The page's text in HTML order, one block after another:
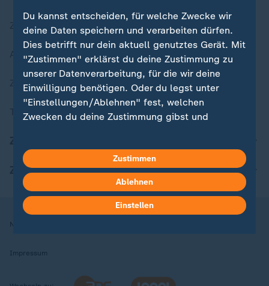
Zuletzt veröffentlicht
Aktuelle Sendungs-Videos
ZDFheute Stories
Themen im Überblick
ZDFheute Apps
Nutzungsbedingungen
Impressum
Du kannst entscheiden, für welche Zwecke wir
deine Daten speichern und verarbeiten dürfen.
Dies betrifft nur dein aktuell genutztes Gerät. Mit
"Zustimmen" erklärst du deine Zustimmung zu
unserer Datenverarbeitung, für die wir deine
Einwilligung benötigen. Oder du legst unter
"Einstellungen/Ablehnen" fest, welchen
Zwecken du deine Zustimmung gibst und
in deinen Einstellungen widerrufen oder ändern.
Hier findest du das Impressum.
Weitere Informationen findest du in unserer
Datenschutzerklärung.
Zustimmen
Ablehnen
Einstellen